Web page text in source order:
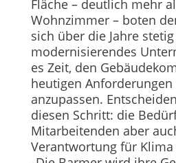
Fläche – deutlich mehr
Wohnzimmer – boten
sich über die Jahre stetig
modernisierendes
es Zeit, den
heutigen
anzupassen.
diesen Schritt: die
Mitarbeitenden aber
Verantwortung für